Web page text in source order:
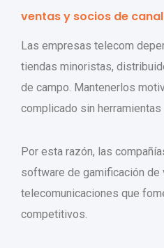
ventas y socios de canal
Las empresas telecom
tiendas minoristas,
de campo. Mantenerlos
complicado sin herramientas
Por esta razón, las
software de gamificación de
telecomunicaciones que
competitivos.